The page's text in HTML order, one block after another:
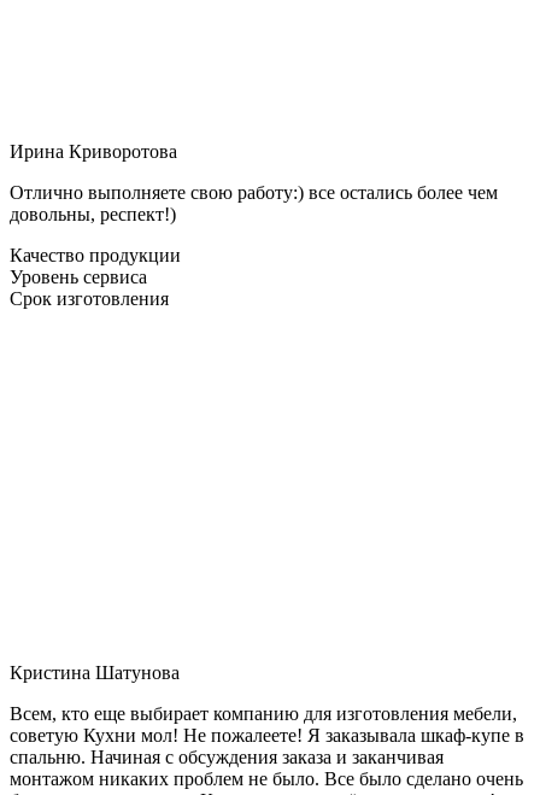
Ирина Криворотова
Отлично выполняете свою работу:) все остались более чем
довольны, респект!)
Качество продукции
Уровень сервиса
Срок изготовления
Кристина Шатунова
Всем, кто еще выбирает компанию для изготовления мебели,
советую Кухни мол! Не пожалеете! Я заказывала шкаф-купе в
спальню. Начиная с обсуждения заказа и заканчивая
монтажом никаких проблем не было. Все было сделано очень